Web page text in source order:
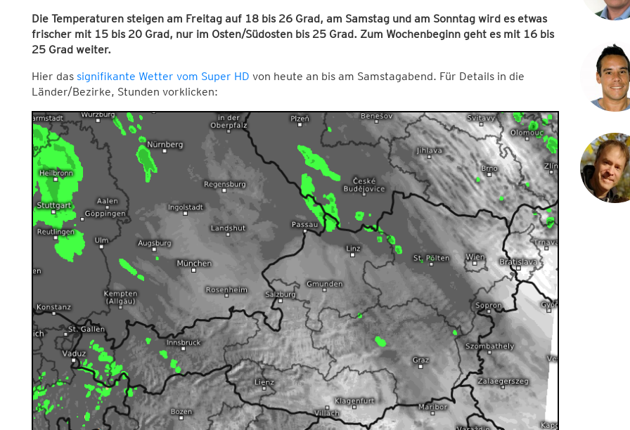
Die Temperaturen steigen am Freitag auf 18 bis 26 Grad, am Samstag und am Sonntag wird es etwas
frischer mit 15 bis 20 Grad, nur im Osten/Südosten bis 25 Grad. Zum Wochenbeginn geht es mit 16 bis
25 Grad weiter.
Hier das signifikante Wetter vom Super HD von heute an bis am Samstagabend. Für Details in die
Länder/Bezirke, Stunden vorklicken: